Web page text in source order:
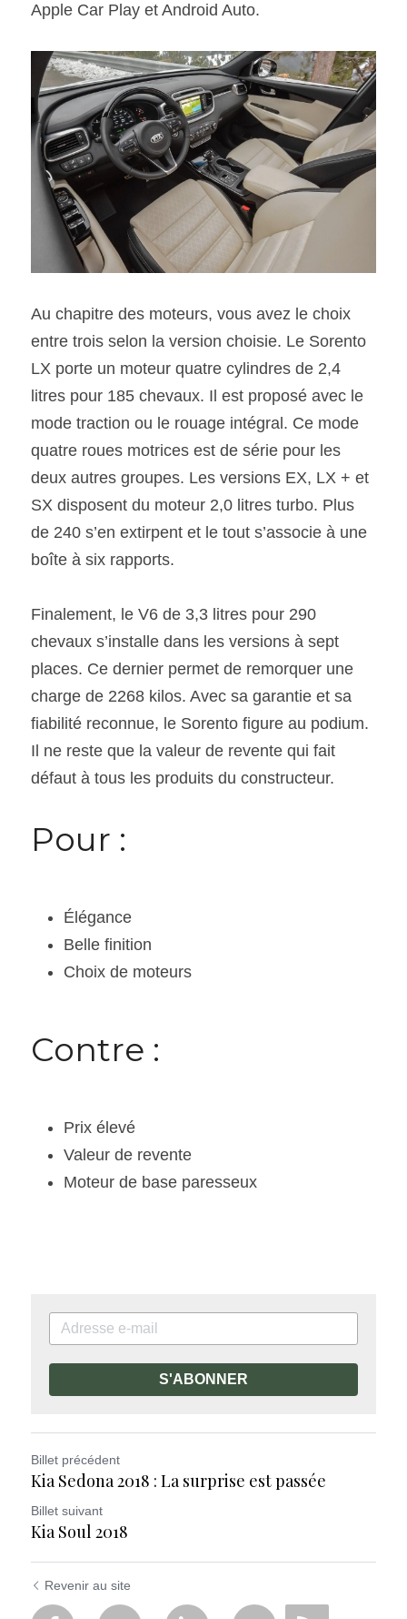
Apple Car Play et Android Auto.
Au chapitre des moteurs, vous avez le choix
entre trois selon la version choisie. Le Sorento
LX porte un moteur quatre cylindres de 2,4
litres pour 185 chevaux. Il est proposé avec le
mode traction ou le rouage intégral. Ce mode
quatre roues motrices est de série pour les
deux autres groupes. Les versions EX, LX + et
SX disposent du moteur 2,0 litres turbo. Plus
de 240 s’en extirpent et le tout s’associe à une
boîte à six rapports.
Finalement, le V6 de 3,3 litres pour 290
chevaux s’installe dans les versions à sept
places. Ce dernier permet de remorquer une
charge de 2268 kilos. Avec sa garantie et sa
fiabilité reconnue, le Sorento figure au podium.
Il ne reste que la valeur de revente qui fait
défaut à tous les produits du constructeur.
Pour :
Élégance
Belle finition
Choix de moteurs
Contre :
Prix élevé
Valeur de revente
Moteur de base paresseux
S'ABONNER
Billet précédent
Kia Sedona 2018 : La surprise est passée
Billet suivant
Kia Soul 2018
Revenir au site